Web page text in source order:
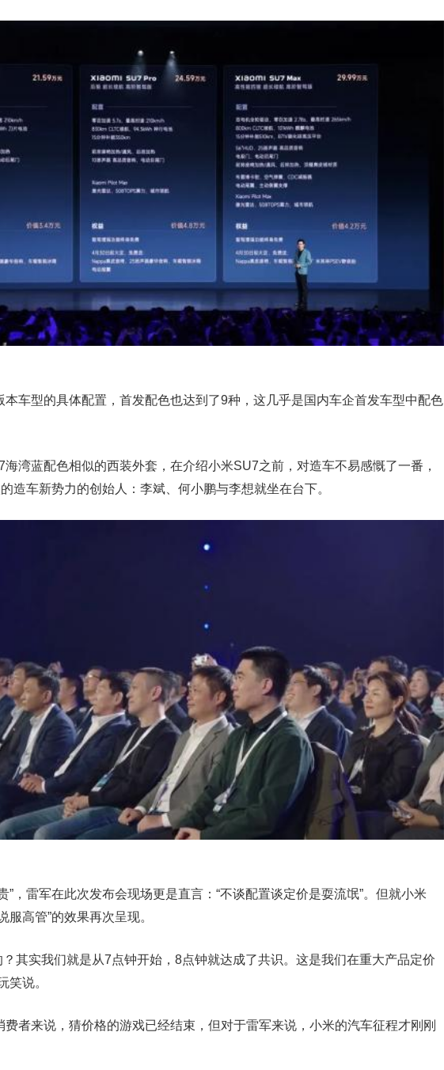
本车型的具体配置，首发配色也达到了9种，这几乎是国内车企首发车型中配色
湾蓝配色相似的西装外套，在介绍小米SU7之前，对造车不易感慨了一番，
造车新势力的创始人：李斌、何小鹏与李想就坐在台下。
”，雷军在此次发布会现场更是直言：“不谈配置谈定价是耍流氓”。但就小米
服高管”的效果再次呈现。
？其实我们就是从7点钟开始，8点钟就达成了共识。这是我们在重大产品定价
笑说。
者来说，猜价格的游戏已经结束，但对于雷军来说，小米的汽车征程才刚刚